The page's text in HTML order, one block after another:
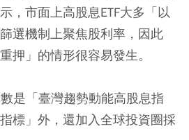
，市面上高股息ETF大多「以
選機制上聚焦股利率，因此
押」的情形很容易發生。
是「臺灣趨勢動能高股息指
標」外，還加入全球投資圈採